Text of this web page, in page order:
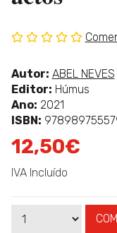
classificação
Autor: Ver
mais
sobre
ABEL NEVES
Editor: Húmus
Ano: 2021
ISBN:
12,50€
IVA Incluído
Qtd
Disponibilidade: